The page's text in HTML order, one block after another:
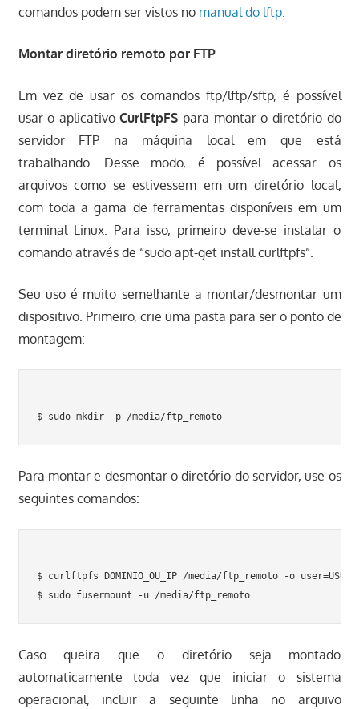
comandos podem ser vistos no manual do lftp.
Montar diretório remoto por FTP
Em vez de usar os comandos ftp/lftp/sftp, é possível
usar o aplicativoCurlFtpFS para montar o diretório do
servidor FTP na máquina local em que está
trabalhando. Desse modo, é possível acessar os
arquivos como se estivessem em um diretório local,
com toda a gama de ferramentas disponíveis em um
terminal Linux. Para isso, primeiro deve-se instalar o
comando através de “sudo apt-get install curlftpfs”.
Seu uso é muito semelhante a montar/desmontar um
dispositivo. Primeiro, crie uma pasta para ser o ponto de
montagem:
Para montar e desmontar o diretório do servidor, use os
seguintes comandos:
$ curlftpfs DOMINIO_OU_IP /media/ftp_remoto -o
Caso queira que o diretório seja montado
automaticamente toda vez que iniciar o sistema
operacional, incluir a seguinte linha no arquivo